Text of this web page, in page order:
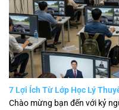
7 Lợi Ích Từ Lớp Học Lý
Chào mừng bạn đến với kỷ